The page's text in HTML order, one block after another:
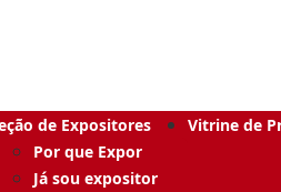
de Expositores
Por que Expor
Já sou expositor
Vitrine de